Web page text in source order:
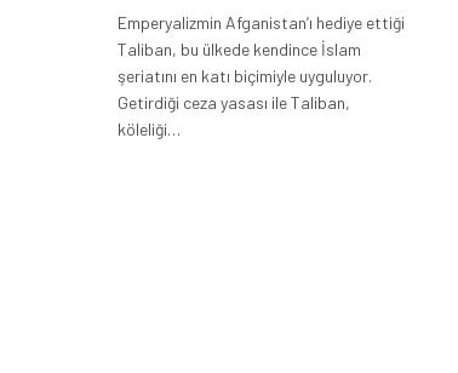
Emperyalizmin Afganistan’ı hediye ettiği
Taliban, bu ülkede kendince İslam
şeriatını en katı biçimiyle uyguluyor.
Getirdiği ceza yasası ile Taliban,
köleliği…